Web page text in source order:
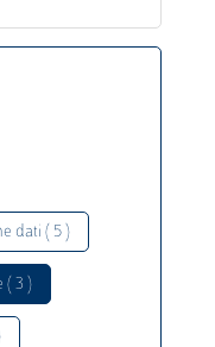
dati ( 5 )
( 3 )